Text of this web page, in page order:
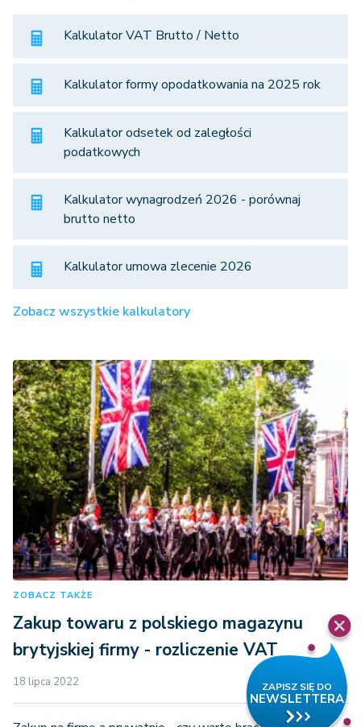
Kalkulator VAT Brutto / Netto
Kalkulator formy opodatkowania na 2025 rok
Kalkulator odsetek od zaległości
podatkowych
Kalkulator wynagrodzeń 2026 - porównaj
brutto netto
Kalkulator umowa zlecenie 2026
Zobacz wszystkie kalkulatory
ZOBACZ TAKŻE
Zakup towaru z polskiego magazynu
brytyjskiej firmy - rozliczenie VAT
18 lipca 2022